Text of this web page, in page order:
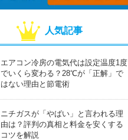
人気記事
エアコン冷房の電気代は設定温度1度
でいくら変わる？28℃が「正解」で
はない理由と節電術
ニチガスが「やばい」と言われる理
由は？評判の真相と料金を安くする
コツを解説